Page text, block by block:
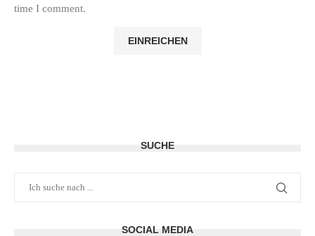
time I comment.
SUCHE
SOCIAL MEDIA